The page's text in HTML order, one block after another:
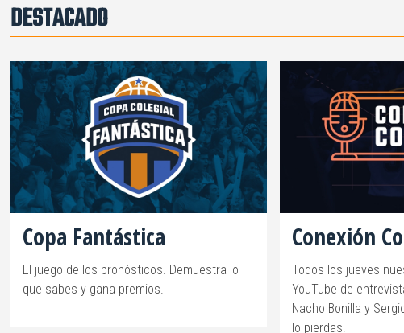
DESTACADO
Copa Fantástica
El juego de los pronósticos. Demuestra lo
que sabes y gana premios.
Conexión
Todos los jueves
YouTube de
Nacho Bonilla y
lo pierdas!